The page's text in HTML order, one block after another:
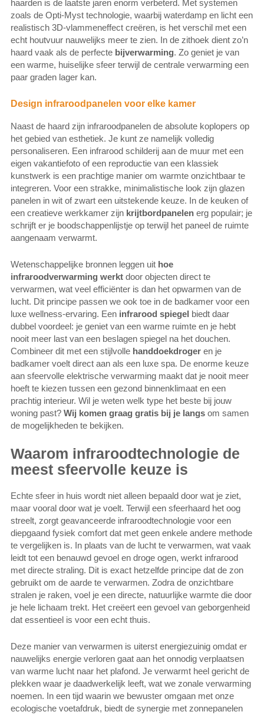
haarden is de laatste jaren enorm verbeterd. Met systemen
zoals de Opti-Myst technologie, waarbij waterdamp en licht een
realistisch 3D-vlammeneffect creëren, is het verschil met een
echt houtvuur nauwelijks meer te zien. In de zithoek dient zo’n
haard vaak als de perfecte bijverwarming. Zo geniet je van
een warme, huiselijke sfeer terwijl de centrale verwarming een
paar graden lager kan.
Design infraroodpanelen voor elke kamer
Naast de haard zijn infraroodpanelen de absolute koplopers op
het gebied van esthetiek. Je kunt ze namelijk volledig
personaliseren. Een infrarood schilderij aan de muur met een
eigen vakantiefoto of een reproductie van een klassiek
kunstwerk is een prachtige manier om warmte onzichtbaar te
integreren. Voor een strakke, minimalistische look zijn glazen
panelen in wit of zwart een uitstekende keuze. In de keuken of
een creatieve werkkamer zijn krijtbordpanelen erg populair; je
schrijft er je boodschappenlijstje op terwijl het paneel de ruimte
aangenaam verwarmt.
Wetenschappelijke bronnen leggen uit hoe
infraroodverwarming werkt door objecten direct te
verwarmen, wat veel efficiënter is dan het opwarmen van de
lucht. Dit principe passen we ook toe in de badkamer voor een
luxe wellness-ervaring. Een infrarood spiegel biedt daar
dubbel voordeel: je geniet van een warme ruimte en je hebt
nooit meer last van een beslagen spiegel na het douchen.
Combineer dit met een stijlvolle handdoekdroger en je
badkamer voelt direct aan als een luxe spa. De enorme keuze
aan sfeervolle elektrische verwarming maakt dat je nooit meer
hoeft te kiezen tussen een gezond binnenklimaat en een
prachtig interieur. Wil je weten welk type het beste bij jouw
woning past? Wij komen graag gratis bij je langs om samen
de mogelijkheden te bekijken.
Waarom infraroodtechnologie de
meest sfeervolle keuze is
Echte sfeer in huis wordt niet alleen bepaald door wat je ziet,
maar vooral door wat je voelt. Terwijl een sfeerhaard het oog
streelt, zorgt geavanceerde infraroodtechnologie voor een
diepgaand fysiek comfort dat met geen enkele andere methode
te vergelijken is. In plaats van de lucht te verwarmen, wat vaak
leidt tot een benauwd gevoel en droge ogen, werkt infrarood
met directe straling. Dit is exact hetzelfde principe dat de zon
gebruikt om de aarde te verwarmen. Zodra de onzichtbare
stralen je raken, voel je een directe, natuurlijke warmte die door
je hele lichaam trekt. Het creëert een gevoel van geborgenheid
dat essentieel is voor een echt thuis.
Deze manier van verwarmen is uiterst energiezuinig omdat er
nauwelijks energie verloren gaat aan het onnodig verplaatsen
van warme lucht naar het plafond. Je verwarmt heel gericht de
plekken waar je daadwerkelijk leeft, wat we zonale verwarming
noemen. In een tijd waarin we bewuster omgaan met onze
ecologische voetafdruk, biedt de synergie met zonnepanelen